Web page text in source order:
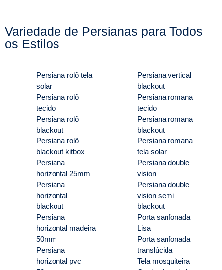
Variedade de Persianas para Todos
os Estilos
Persiana rolô tela
solar
Persiana rolô
tecido
Persiana rolô
blackout
Persiana rolô
blackout kitbox
Persiana
horizontal 25mm
Persiana
horizontal
blackout
Persiana
horizontal madeira
50mm
Persiana
horizontal pvc
Persiana vertical
blackout
Persiana romana
tecido
Persiana romana
blackout
Persiana romana
tela solar
Persiana double
vision
Persiana double
vision semi
blackout
Porta sanfonada
Lisa
Porta sanfonada
translúcida
Tela mosquiteira